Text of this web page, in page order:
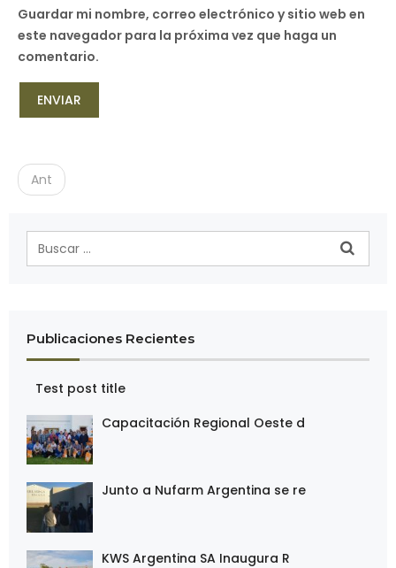
Guardar mi nombre, correo electrónico y sitio web en
este navegador para la próxima vez que haga un
comentario.
P
o
s
a
g
a
o
n
Ant
Publicaciones Recientes
Test post title
Capacitación Regional Oeste d
Junto a Nufarm Argentina se re
KWS Argentina SA Inaugura R